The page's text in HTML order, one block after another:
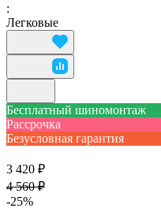
:
Легковые
Бесплатный шиномонтаж
Рассрочка
Безусловная гарантия
3 420 ₽
4 560 ₽
-25%